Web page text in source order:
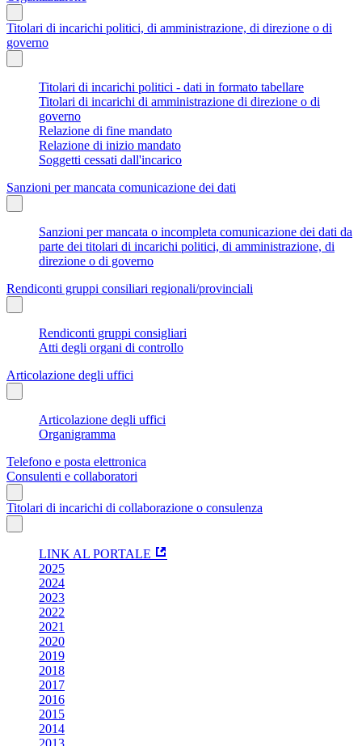
Titolari di incarichi politici, di amministrazione, di direzione o di
governo
Titolari di incarichi politici - dati in formato tabellare
Titolari di incarichi di amministrazione di direzione o di
governo
Relazione di fine mandato
Relazione di inizio mandato
Soggetti cessati dall'incarico
Sanzioni per mancata comunicazione dei dati
Sanzioni per mancata o incompleta comunicazione dei dati da
parte dei titolari di incarichi politici, di amministrazione, di
direzione o di governo
Rendiconti gruppi consiliari regionali/provinciali
Rendiconti gruppi consigliari
Atti degli organi di controllo
Articolazione degli uffici
Articolazione degli uffici
Organigramma
Telefono e posta elettronica
Consulenti e collaboratori
Titolari di incarichi di collaborazione o consulenza
LINK AL PORTALE
2025
2024
2023
2022
2021
2020
2019
2018
2017
2016
2015
2014
2013